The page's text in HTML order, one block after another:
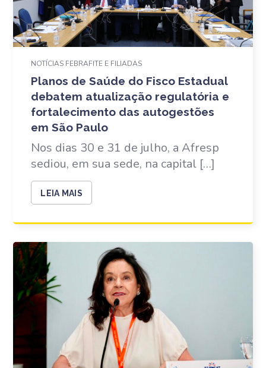
NOTÍCIAS FEBRAFITE E FILIADAS
Planos de Saúde do Fisco Estadual
debatem atualização regulatória e
fortalecimento das autogestões
em São Paulo
Nos dias 30 e 31 de julho, a Afresp
sediou, em sua sede, na capital […]
LEIA MAIS